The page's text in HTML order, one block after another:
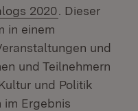
2020 (Öffnet in
. Dieser
in einem
und
und Teilnehmern
und Politik
Ergebnis